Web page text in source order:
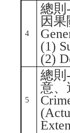
4
總則
因
(1)
(2)
5
總則
意、